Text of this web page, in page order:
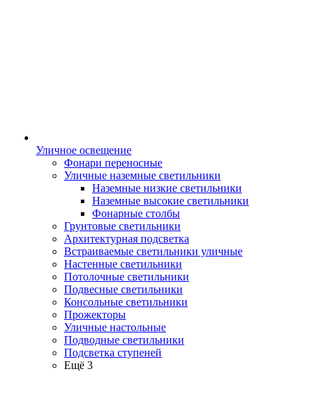
Уличное освещение
Фонари переносные
Уличные наземные светильники
Наземные низкие светильники
Наземные высокие светильники
Фонарные столбы
Грунтовые светильники
Архитектурная подсветка
Встраиваемые светильники уличные
Настенные светильники
Потолочные светильники
Подвесные светильники
Консольные светильники
Прожекторы
Уличные настольные
Подводные светильники
Подсветка ступеней
Ещё 3